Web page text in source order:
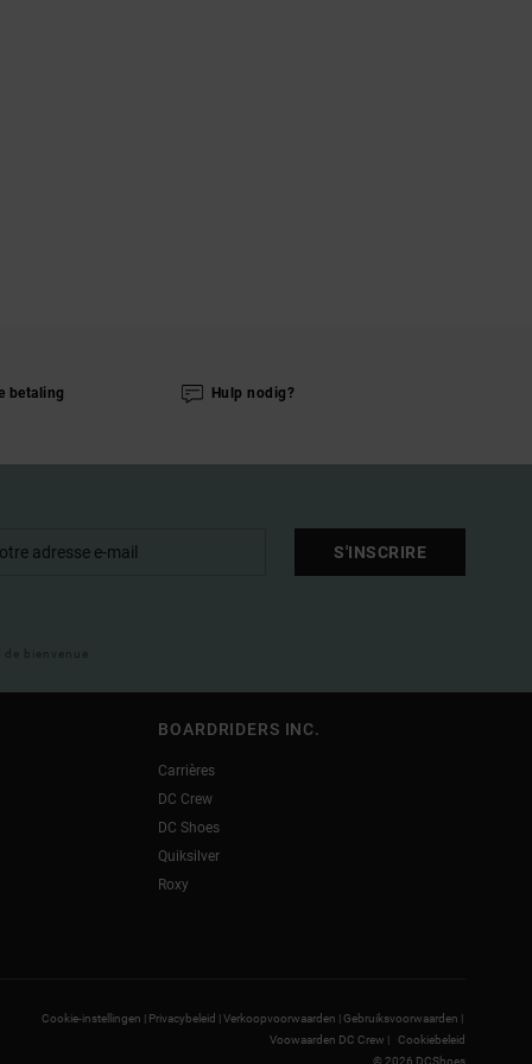
betaling Hulp nodig?
S'INSCRIRE
bienvenue
BOARDRIDERS INC.
Carrières
DC Crew
DC Shoes
Quiksilver
Roxy
Cookie-instellingen | Privacybeleid |Verkoopvoorwaarden |Gebruiksvoorwaarden |
Voowaarden DC Crew |
Cookiebeleid
© 2026 DCShoes